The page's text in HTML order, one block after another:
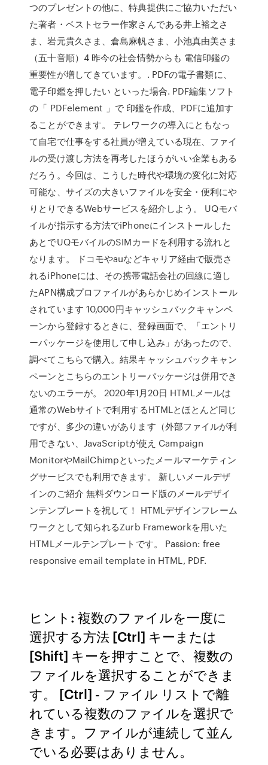
つのプレゼントの他に、特典提供にご協力いただい
た著者・ベストセラー作家さんである井上裕之さ
ま、岩元貴久さま、倉島麻帆さま、小池真由美さま
（五十音順）4 昨今の社会情勢からも 電信印鑑の
重要性が増してきています。. PDFの電子書類に、
電子印鑑を押したい といった場合. PDF編集ソフト
の「 PDFelement 」で 印鑑を作成、PDFに追加す
ることができます。 テレワークの導入にともなっ
て自宅で仕事をする社員が増えている現在、ファイ
ルの受け渡し方法を再考したほうがいい企業もある
だろう。今回は、こうした時代や環境の変化に対応
可能な、サイズの大きいファイルを安全・便利にや
りとりできるWebサービスを紹介しよう。 UQモバ
イルが指示する方法でiPhoneにインストールした
あとでUQモバイルのSIMカードを利用する流れと
なります。 ドコモやauなどキャリア経由で販売さ
れるiPhoneには、その携帯電話会社の回線に適し
たAPN構成プロファイルがあらかじめインストール
されています 10,000円キャッシュバックキャンペ
ーンから登録するときに、登録画面で、「エントリ
ーパッケージを使用して申し込み」があったので、
調べてこちらで購入。結果キャッシュバックキャン
ペーンとこちらのエントリーパッケージは併用でき
ないのエラーが。 2020年1月20日 HTMLメールは
通常のWebサイトで利用するHTMLとほとんど同じ
ですが、多少の違いがあります（外部ファイルが利
用できない、JavaScriptが使え Campaign
MonitorやMailChimpといったメールマーケティン
グサービスでも利用できます。 新しいメールデザ
インのご紹介 無料ダウンロード版のメールデザイ
ンテンプレートを祝して！ HTMLデザインフレーム
ワークとして知られるZurb Frameworkを用いた
HTMLメールテンプレートです。 Passion: free
responsive email template in HTML, PDF.
ヒント: 複数のファイルを一度に
選択する方法 [Ctrl] キーまたは
[Shift] キーを押すことで、複数の
ファイルを選択することができま
す。 [Ctrl] - ファイル リストで離
れている複数のファイルを選択で
きます。ファイルが連続して並ん
でいる必要はありません。